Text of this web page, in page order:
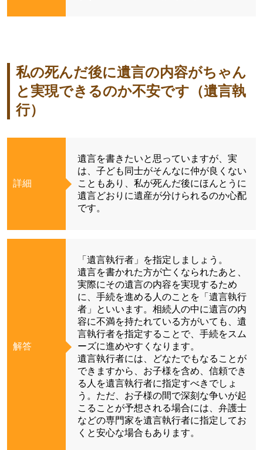
私の死んだ後に遺言の内容がちゃん
と実現できるのか不安です（遺言執
行）
詳細
遺言を書きたいと思っていますが、実
は、子ども同士がそんなに仲が良くない
こともあり、私が死んだ後にほんとうに
遺言どおりに遺産が分けられるのか心配
です。
解答
「遺言執行者」を指定しましょう。
遺言を書かれた方が亡くなられたあと、
実際にその遺言の内容を実現するため
に、手続を進める人のことを「遺言執行
者」といいます。相続人の中に遺言の内
容に不満を持たれている方がいても、遺
言執行者を指定することで、手続をスム
ーズに進めやすくなります。
遺言執行者には、どなたでもなることが
できますから、お子様を含め、信頼でき
る人を遺言執行者に指定すべきでしょ
う。ただ、お子様の間で深刻な争いが起
こることが予想される場合には、弁護士
などの専門家を遺言執行者に指定してお
くと安心な場合もあります。